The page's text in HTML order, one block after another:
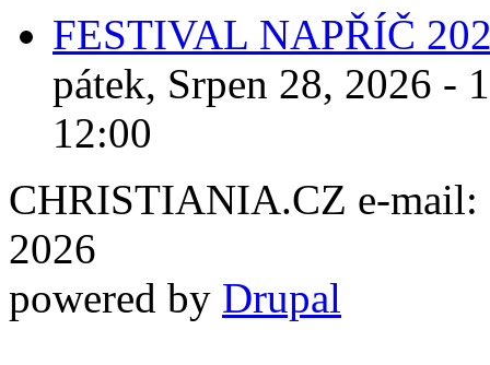
FESTIVAL NAPŘÍČ
pátek, Srpen 28, 2026 -
12:00
CHRISTIANIA.CZ e-mail:
2026
powered by Drupal